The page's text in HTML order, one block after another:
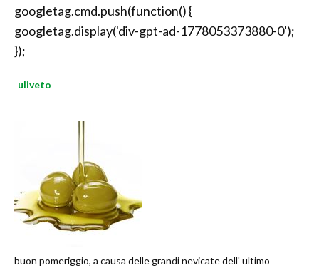
googletag.cmd.push(function() {
googletag.display('div-gpt-ad-1778053373880-0');
});
uliveto
buon pomeriggio, a causa delle grandi nevicate dell' ultimo